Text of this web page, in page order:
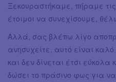
Ξεκουραστήκαμε, πήραμε
έτοιμοι να συνεχίσουμε,
Αλλά, σας βλέπω λίγο
ανησυχείτε, αυτό είναι
και δεν δίνεται έτσι εύκολα
δώσει το πράσινο φως για να